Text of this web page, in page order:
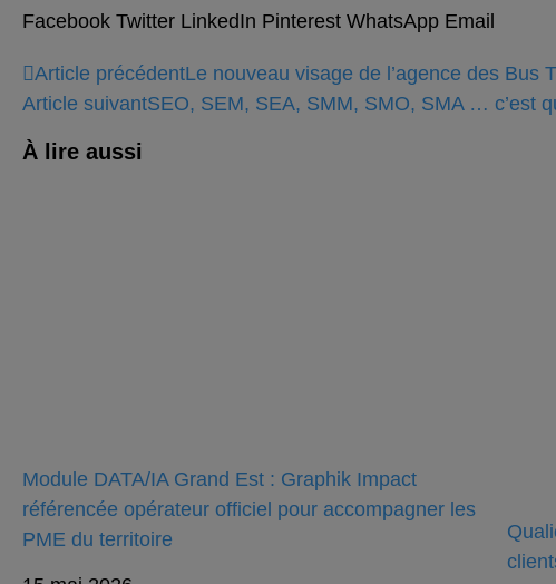
Facebook Twitter LinkedIn Pinterest WhatsApp Email
Article précédentLe nouveau visage de l’agence des Bus
Article suivantSEO, SEM, SEA, SMM, SMO, SMA … c’est
À lire aussi
Module DATA/IA Grand Est : Graphik Impact
référencée opérateur officiel pour accompagner les
PME du territoire